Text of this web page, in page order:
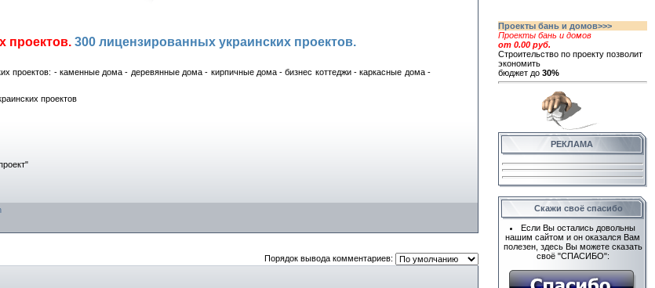
проектов. 300 лицензированных украинских проектов.
проектов: - каменные дома - деревянные дома - кирпичные дома - бизнес коттеджи - каркасные дома -
проектов
Порядок вывода комментариев:
Проекты бань и домов>>>
Проекты бань и домов
от 0.00 руб.
Строительство по проекту позволит
экономить
бюджет до 30%
РЕКЛАМА
Скажи своё спасибо
Если Вы остались довольны
нашим сайтом и он оказался Вам
полезен, здесь Вы можете сказать
своё "СПАСИБО":